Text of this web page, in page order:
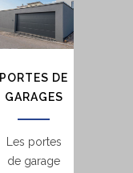
PORTES DE
GARAGES
Les portes
de garage